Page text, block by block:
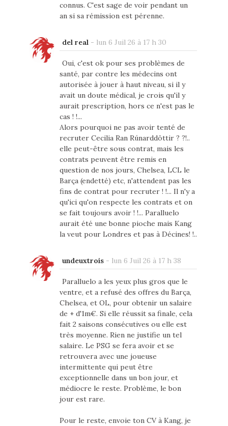
connus. C'est sage de voir pendant un
an si sa rémission est pérenne.
del real- lun 6 Juil 26 à 17 h 30
Oui, c'est ok pour ses problèmes de
santé, par contre les médecins ont
autorisée à jouer à haut niveau, si il y
avait un doute médical, je crois qu'il y
aurait prescription, hors ce n'est pas le
cas ! !...
Alors pourquoi ne pas avoir tenté de
recruter Cecilia Ran Rúnarddöttir ? ?!..
elle peut-être sous contrat, mais les
contrats peuvent être remis en
question de nos jours, Chelsea, LCL le
Barça (endetté) etc, n'attendent pas les
fins de contrat pour recruter ! !... Il n'y a
qu'ici qu'on respecte les contrats et on
se fait toujours avoir ! !... Paralluelo
aurait été une bonne pioche mais Kang
la veut pour Londres et pas à Décines! !..
undeuxtrois- lun 6 Juil 26 à 17 h 38
Paralluelo a les yeux plus gros que le
ventre, et a refusé des offres du Barça,
Chelsea, et OL, pour obtenir un salaire
de + d'1m€. Si elle réussit sa finale, cela
fait 2 saisons consécutives ou elle est
très moyenne. Rien ne justifie un tel
salaire. Le PSG se fera avoir et se
retrouvera avec une joueuse
intermittente qui peut être
exceptionnelle dans un bon jour, et
médiocre le reste. Problème, le bon
jour est rare.
Pour le reste, envoie ton CV à Kang, je